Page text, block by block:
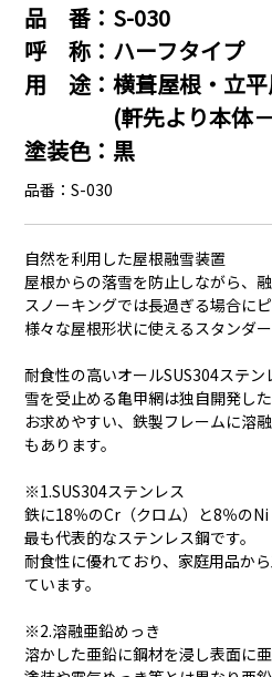
品 番：S-030
呼 称：ハーフタイプ
用 途：横葺屋根・立平
(軒先より本体－
塗装色：黒
品番：S-030
自然を利用した屋根融雪装置
屋根からの落雪を防止しながら、融
スノーキングでは長過ぎる場合にピ
様々な屋根形状に使えるスタンダー
耐食性の高いオールSUS304ステン
雪を受止める亀甲網は独自開発し
お求めやすい、鉄製フレームに溶
もあります。
※1.SUS304ステンレス
鉄に18％のCr（クロム）と8％のNi
最も代表的なステンレス鋼です。
耐食性に優れており、家庭用品か
ています。
※2.溶融亜鉛めっき
溶かした亜鉛に鋼材を浸し表面に